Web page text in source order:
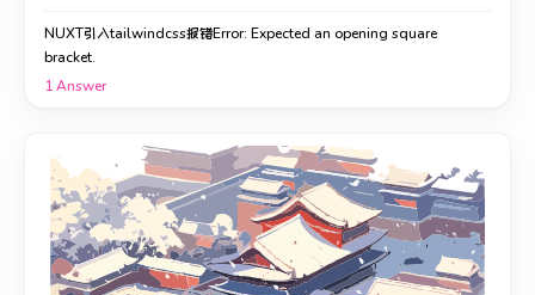
NUXT引入tailwindcss报错Error: Expected an opening square
bracket.
1Answer